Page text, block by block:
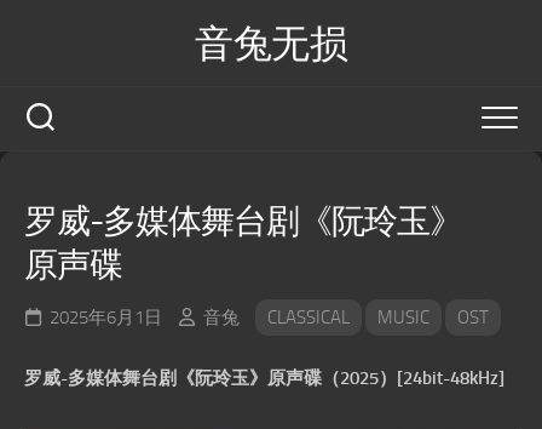
音兔无损
罗威-多媒体舞台剧《阮玲玉》
原声碟
2025年6月1日 音兔 CLASSICAL MUSIC OST
罗威-多媒体舞台剧《阮玲玉》原声碟（2025）[24bit-48kHz]